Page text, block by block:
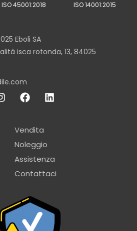
ISO 45001:2018 ISO 14001:2015
Eboli SA
isca rotonda, 13, 84025
Vendita
Noleggio
Assistenza
Contattaci